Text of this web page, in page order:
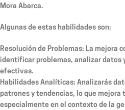
Mora Abarca.
Algunas de estas habilidades son:
Resolución de Problemas: La mejora
identificar problemas, analizar datos
efectivas.
Habilidades Analíticas: Analizarás
patrones y tendencias, lo que
especialmente en el contexto de la